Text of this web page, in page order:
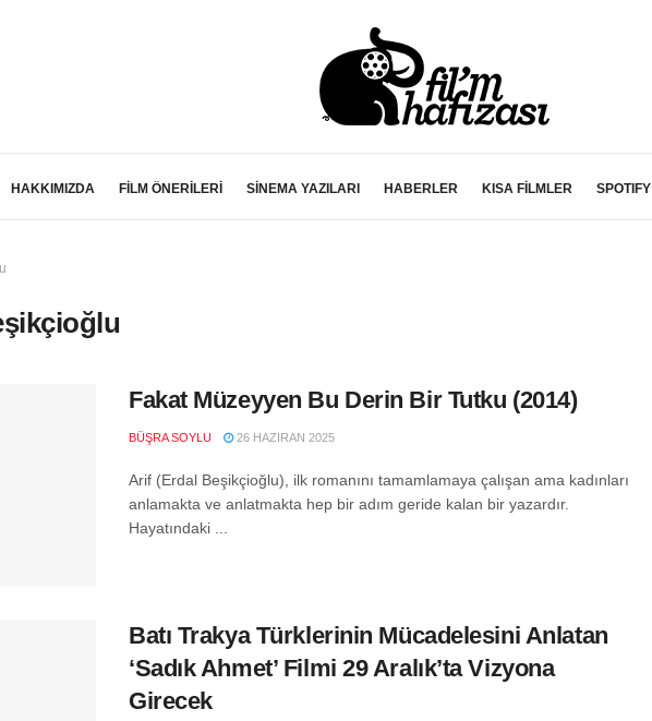
HAKKIMIZDA FİLM ÖNERİLERİ SİNEMA YAZILARI HABERLER KISA FİLMLER SPOTIFY
Fakat Müzeyyen Bu Derin Bir Tutku (2014)
BÜŞRA SOYLU 26 HAZIRAN 2025
Arif (Erdal Beşikçioğlu), ilk romanını tamamlamaya çalışan ama kadınları
anlamakta ve anlatmakta hep bir adım geride kalan bir yazardır.
Hayatındaki ...
Batı Trakya Türklerinin Mücadelesini Anlatan
‘Sadık Ahmet’ Filmi 29 Aralık’ta Vizyona
Girecek